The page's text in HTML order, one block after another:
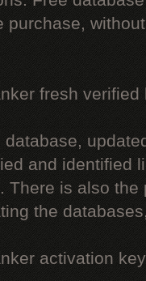
purchase,
fresh verified
and identified
There is also
the
activation key